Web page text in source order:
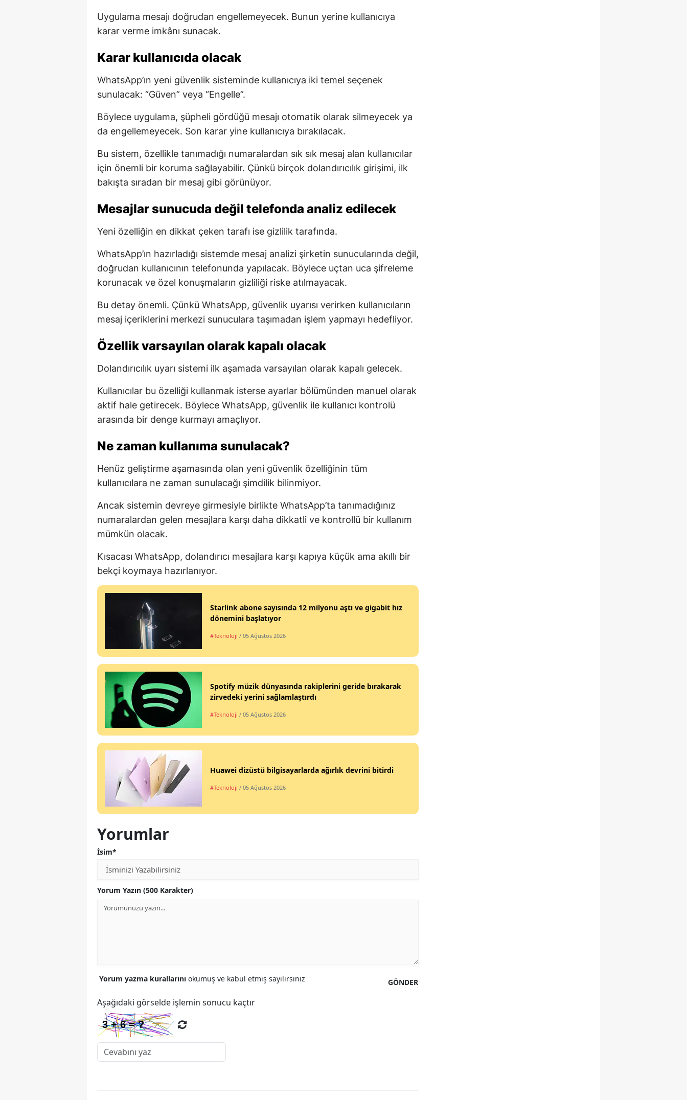
Uygulama mesajı doğrudan engellemeyecek. Bunun yerine kullanıcıya
karar verme imkânı sunacak.
Karar kullanıcıda olacak
WhatsApp’ın yeni güvenlik sisteminde kullanıcıya iki temel seçenek
sunulacak: “Güven” veya “Engelle”.
Böylece uygulama, şüpheli gördüğü mesajı otomatik olarak silmeyecek ya
da engellemeyecek. Son karar yine kullanıcıya bırakılacak.
Bu sistem, özellikle tanımadığı numaralardan sık sık mesaj alan kullanıcılar
için önemli bir koruma sağlayabilir. Çünkü birçok dolandırıcılık girişimi, ilk
bakışta sıradan bir mesaj gibi görünüyor.
Mesajlar sunucuda değil telefonda analiz edilecek
Yeni özelliğin en dikkat çeken tarafı ise gizlilik tarafında.
WhatsApp’ın hazırladığı sistemde mesaj analizi şirketin sunucularında değil,
doğrudan kullanıcının telefonunda yapılacak. Böylece uçtan uca şifreleme
korunacak ve özel konuşmaların gizliliği riske atılmayacak.
Bu detay önemli. Çünkü WhatsApp, güvenlik uyarısı verirken kullanıcıların
mesaj içeriklerini merkezi sunuculara taşımadan işlem yapmayı hedefliyor.
Özellik varsayılan olarak kapalı olacak
Dolandırıcılık uyarı sistemi ilk aşamada varsayılan olarak kapalı gelecek.
Kullanıcılar bu özelliği kullanmak isterse ayarlar bölümünden manuel olarak
aktif hale getirecek. Böylece WhatsApp, güvenlik ile kullanıcı kontrolü
arasında bir denge kurmayı amaçlıyor.
Ne zaman kullanıma sunulacak?
Henüz geliştirme aşamasında olan yeni güvenlik özelliğinin tüm
kullanıcılara ne zaman sunulacağı şimdilik bilinmiyor.
Ancak sistemin devreye girmesiyle birlikte WhatsApp’ta tanımadığınız
numaralardan gelen mesajlara karşı daha dikkatli ve kontrollü bir kullanım
mümkün olacak.
Kısacası WhatsApp, dolandırıcı mesajlara karşı kapıya küçük ama akıllı bir
bekçi koymaya hazırlanıyor.
Starlink abone sayısında 12 milyonu aştı ve gigabit hız
dönemini başlatıyor
#Teknoloji / 05 Ağustos 2026
Spotify müzik dünyasında rakiplerini geride bırakarak
zirvedeki yerini sağlamlaştırdı
#Teknoloji / 05 Ağustos 2026
Huawei dizüstü bilgisayarlarda ağırlık devrini bitirdi
#Teknoloji / 05 Ağustos 2026
Yorumlar
İsim*
Yorum Yazın (500 Karakter)
GÖNDER
Yorum yazma kurallarını okumuş ve kabul etmiş sayılırsınız
Aşağıdaki görselde işlemin sonucu kaçtır